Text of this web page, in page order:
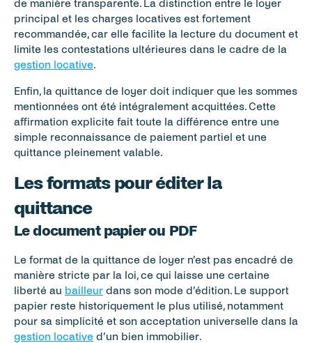
de manière transparente. La distinction entre le loyer
principal et les charges locatives est fortement
recommandée, car elle facilite la lecture du document et
gestion locative.
Enfin, la quittance de loyer doit indiquer que les sommes
mentionnées ont été intégralement acquittées. Cette
affirmation explicite fait toute la différence entre une
simple reconnaissance de paiement partiel et une
quittance pleinement valable.
Les formats pour éditer la
quittance
Le document papier ou PDF
Le format de la quittance de loyer n’est pas encadré de
manière stricte par la loi, ce qui laisse une certaine
liberté au bailleur dans son mode d’édition. Le support
papier reste historiquement le plus utilisé, notamment
gestion locative d’un bien immobilier.